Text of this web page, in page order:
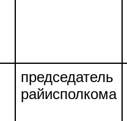
председатель
райисполкома